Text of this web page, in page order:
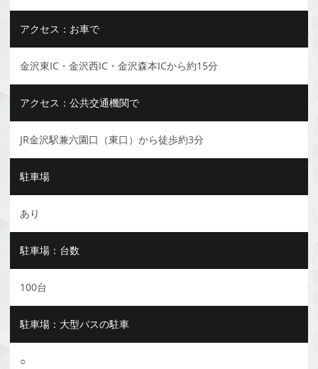
アクセス：お車で
金沢東IC・金沢西IC・金沢森本ICから約15分
アクセス：公共交通機関で
JR金沢駅兼六園口（東口）から徒歩約3分
駐車場
あり
駐車場：台数
100台
駐車場：大型バスの駐車
○